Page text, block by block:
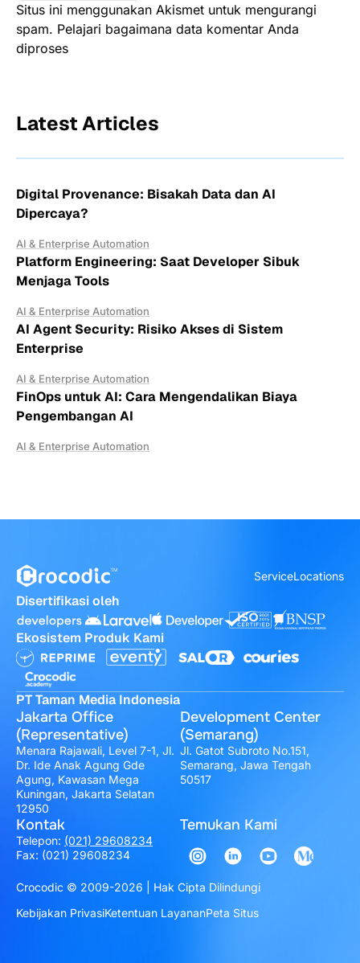
Situs ini menggunakan Akismet untuk mengurangi
spam. Pelajari bagaimana data komentar Anda
diproses
Latest Articles
Digital Provenance: Bisakah Data dan AI
Dipercaya?
AI & Enterprise Automation
Platform Engineering: Saat Developer Sibuk
Menjaga Tools
AI & Enterprise Automation
AI Agent Security: Risiko Akses di Sistem
Enterprise
AI & Enterprise Automation
FinOps untuk AI: Cara Mengendalikan Biaya
Pengembangan AI
AI & Enterprise Automation
ServiceLocations
Disertifikasi oleh
Ekosistem Produk Kami
PT Taman Media Indonesia
Jakarta Office
(Representative)
Menara Rajawali, Level 7-1, Jl.
Dr. Ide Anak Agung Gde
Agung, Kawasan Mega
Kuningan, Jakarta Selatan
12950
Development Center
(Semarang)
Jl. Gatot Subroto No.151,
Semarang, Jawa Tengah
50517
Kontak
Telepon: (021) 29608234
Fax: (021) 29608234
Temukan Kami
Crocodic © 2009-2026 | Hak Cipta Dilindungi
Kebijakan PrivasiKetentuan LayananPeta Situs